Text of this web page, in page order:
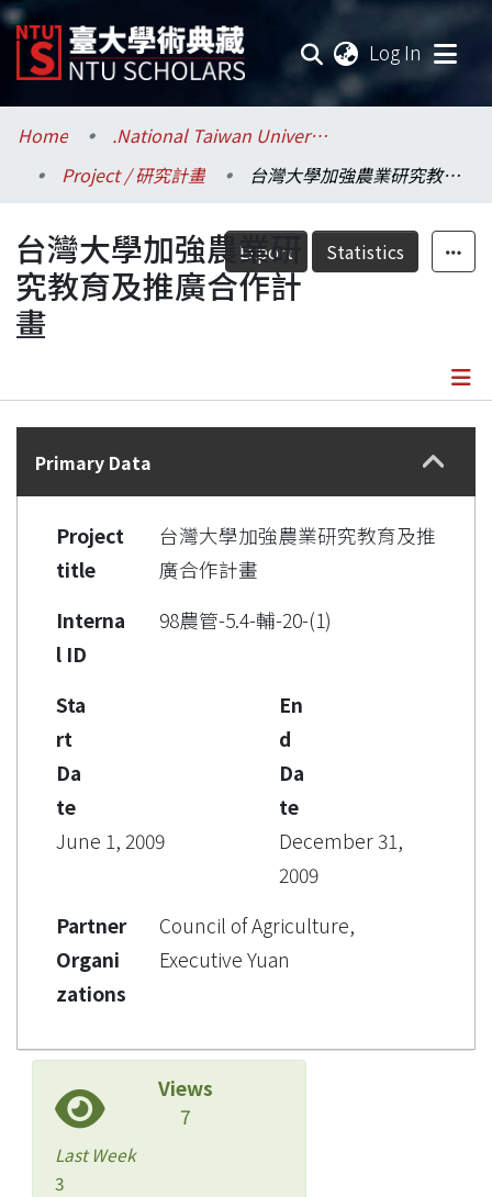
Log In
Communities & Collections
Research Outputs
Fundings & Projects
Researchers
Statistics
Home
.National Taiwan University / 國立臺灣大學
Project / 研究計畫
台灣大學加強農業研究教育及推廣合作計畫
Export Statistics
台灣大學加強農業研
究教育及推廣合作計
畫
Details
Primary Data
Project
title
台灣大學加強農業研究教育及推
廣合作計畫
Interna
l ID
98農管-5.4-輔-20-(1)
Sta
rt
Da
te
June 1, 2009
En
d
Da
te
December 31,
2009
Partner
Organi
zations
Council of Agriculture,
Executive Yuan
Views
7
Last Week
3